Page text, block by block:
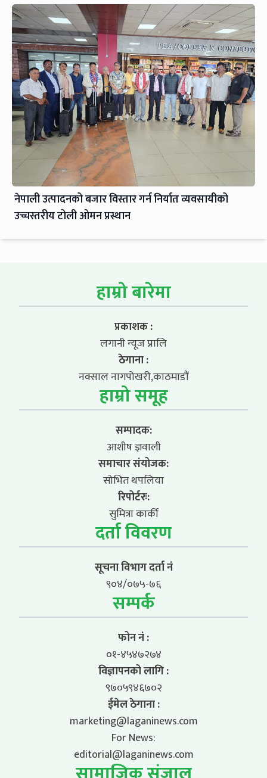
नेपाली उत्पादनको बजार विस्तार गर्न निर्यात व्यवसायीको
उच्चस्तरीय टोली ओमन प्रस्थान
हाम्रो बारेमा
प्रकाशक :
लगानी न्यूज प्रालि
ठेगाना :
नक्साल नागपोखरी,काठमाडौं
हाम्रो समूह
सम्पादक:
आशीष ज्ञवाली
समाचार संयोजक:
सोभित थपलिया
रिपोर्टरः:
सुमित्रा कार्की
दर्ता विवरण
सूचना विभाग दर्ता नं
९०४/०७५-७६
सम्पर्क
फोन नं :
०१-४५४७२७४
विज्ञापनको लागि :
९७०५९४६७०२
ईमेल ठेगाना :
marketing@laganinews.com
For News:
editorial@laganinews.com